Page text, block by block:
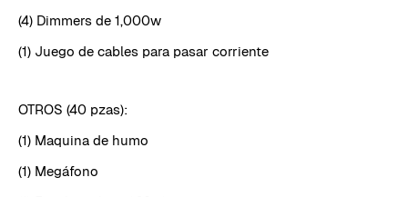
(4) Dimmers de 1,000w
(1) Juego de cables para pasar corriente
OTROS (40 pzas):
(1) Maquina de humo
(1) Megáfono